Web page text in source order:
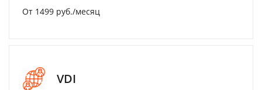
От 1499 руб./месяц
VDI